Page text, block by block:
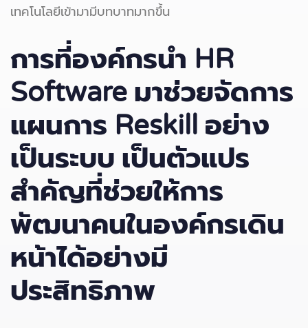
เทคโนโลยีเข้ามามีบทบาทมากขึ้น
การที่องค์กรนำ HR
Software มาช่วยจัดการ
แผนการ Reskill อย่าง
เป็นระบบ เป็นตัวแปร
สำคัญที่ช่วยให้การ
พัฒนาคนในองค์กรเดิน
หน้าได้อย่างมี
ประสิทธิภาพ